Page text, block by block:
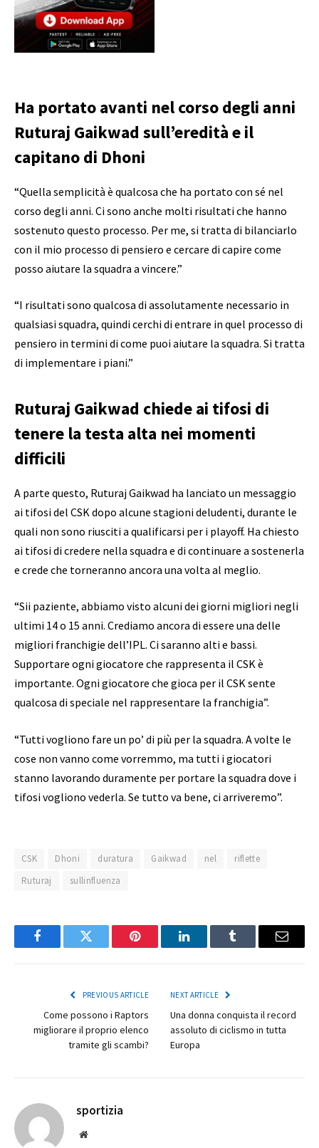
Ha portato avanti nel corso degli anni
Ruturaj Gaikwad sull’eredità e il
capitano di Dhoni
“Quella semplicità è qualcosa che ha portato con sé nel
corso degli anni. Ci sono anche molti risultati che hanno
sostenuto questo processo. Per me, si tratta di bilanciarlo
con il mio processo di pensiero e cercare di capire come
posso aiutare la squadra a vincere.”
“I risultati sono qualcosa di assolutamente necessario in
qualsiasi squadra, quindi cerchi di entrare in quel processo di
pensiero in termini di come puoi aiutare la squadra. Si tratta
di implementare i piani.”
Ruturaj Gaikwad chiede ai tifosi di
tenere la testa alta nei momenti
difficili
A parte questo, Ruturaj Gaikwad ha lanciato un messaggio
ai tifosi del CSK dopo alcune stagioni deludenti, durante le
quali non sono riusciti a qualificarsi per i playoff. Ha chiesto
ai tifosi di credere nella squadra e di continuare a sostenerla
e crede che torneranno ancora una volta al meglio.
“Sii paziente, abbiamo visto alcuni dei giorni migliori negli
ultimi 14 o 15 anni. Crediamo ancora di essere una delle
migliori franchigie dell’IPL. Ci saranno alti e bassi.
Supportare ogni giocatore che rappresenta il CSK è
importante. Ogni giocatore che gioca per il CSK sente
qualcosa di speciale nel rappresentare la franchigia”.
“Tutti vogliono fare un po’ di più per la squadra. A volte le
cose non vanno come vorremmo, ma tutti i giocatori
stanno lavorando duramente per portare la squadra dove i
tifosi vogliono vederla. Se tutto va bene, ci arriveremo”.
CSK Dhoni duratura Gaikwad nel
riflette
Ruturaj
sullinfluenza
FacebookTwitter Pinterest LinkedInTumblr Email
PREVIOUS ARTICLE
Come possono i Raptors
migliorare il proprio elenco
tramite gli scambi?
NEXT ARTICLE
Una donna conquista il record
assoluto di ciclismo in tutta
Europa
sportizia
Website